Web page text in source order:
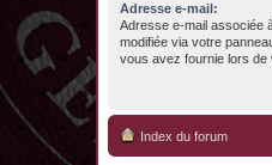
Adresse e-mail:
Adresse e-mail associée
modifiée via votre
vous avez fournie lors de
Index du forum